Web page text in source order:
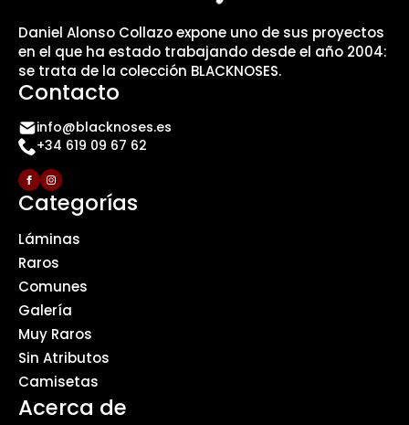
Daniel Alonso Collazo expone uno de sus proyectos
en el que ha estado trabajando desde el año 2004:
se trata de la colección BLACKNOSES.
Contacto
info@blacknoses.es
+34 619 09 67 62
Categorías
Láminas
Raros
Comunes
Galería
Muy Raros
Sin Atributos
Camisetas
Acerca de